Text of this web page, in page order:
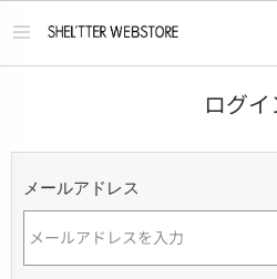
メ
ログイ
メールアドレス